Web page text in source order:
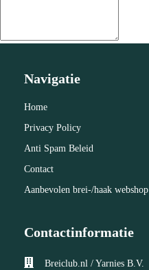
Navigatie
Home
Privacy Policy
Anti Spam Beleid
Contact
Aanbevolen brei-/haak webshop
Contactinformatie
Breiclub.nl / Yarnies B.V.